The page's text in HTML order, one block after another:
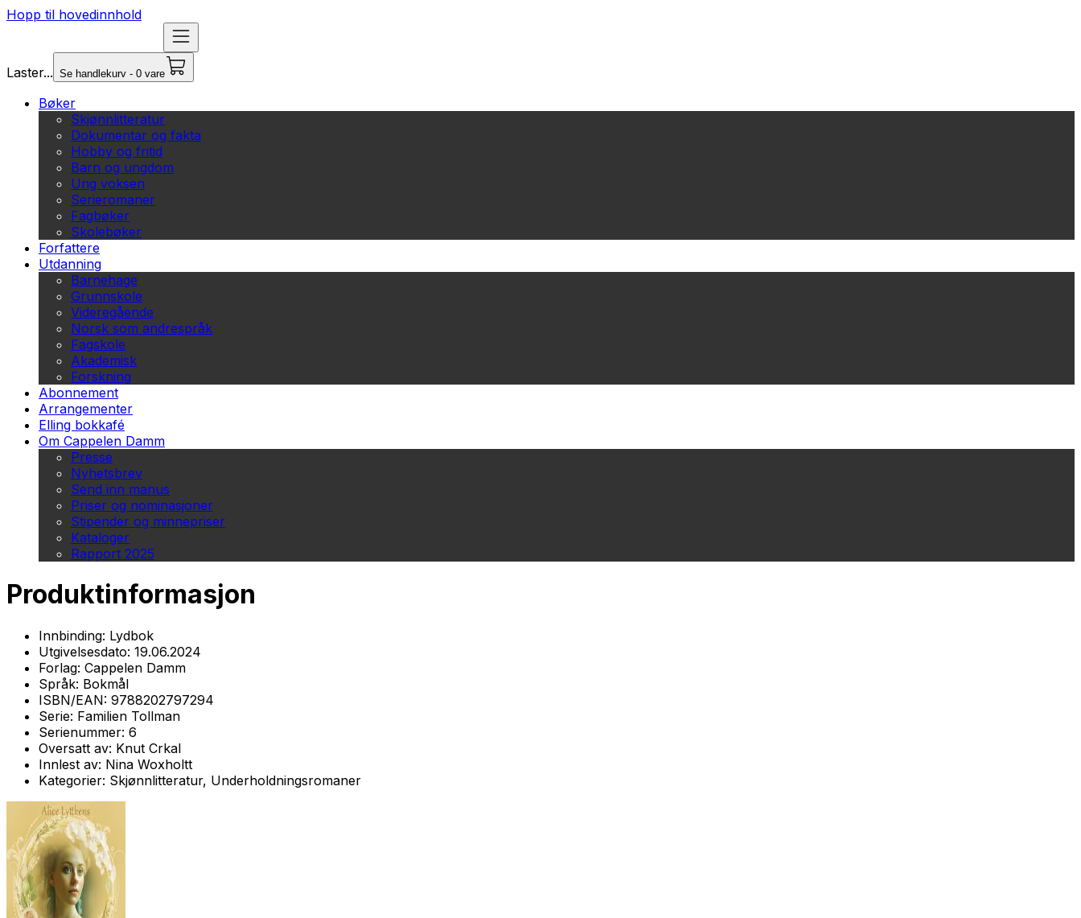
Hopp til hovedinnhold
Laster... Se handlekurv - 0 vare
Bøker
Skjønnlitteratur
Dokumentar og fakta
Hobby og fritid
Barn og ungdom
Ung voksen
Serieromaner
Fagbøker
Skolebøker
Forfattere
Utdanning
Barnehage
Grunnskole
Videregående
Norsk som andrespråk
Fagskole
Akademisk
Forskning
Abonnement
Arrangementer
Elling bokkafé
Om Cappelen Damm
Presse
Nyhetsbrev
Send inn manus
Priser og nominasjoner
Stipender og minnepriser
Kataloger
Rapport 2025
Produktinformasjon
Innbinding: Lydbok
Utgivelsesdato: 19.06.2024
Forlag: Cappelen Damm
Språk: Bokmål
ISBN/EAN: 9788202797294
Serie: Familien Tollman
Serienummer: 6
Oversatt av: Knut Crkal
Innlest av: Nina Woxholtt
Kategorier: Skjønnlitteratur, Underholdningsromaner